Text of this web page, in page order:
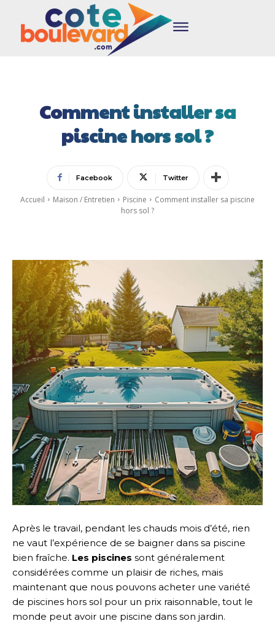
Comment installer sa
piscine hors sol ?
Facebook Twitter
Accueil Maison / Entretien Piscine
Comment installer sa piscine
hors sol ?
Après le travail, pendant les chauds mois d’été, rien
ne vaut l’expérience de se baigner dans sa piscine
bien fraîche. Les piscines sont généralement
considérées comme un plaisir de riches, mais
maintenant que nous pouvons acheter une variété
de piscines hors sol pour un prix raisonnable, tout le
monde peut avoir une piscine dans son jardin.